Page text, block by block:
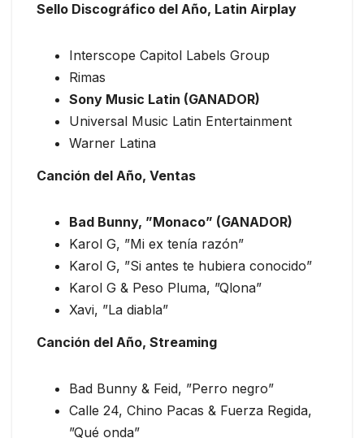
Sello Discográfico del Año, Latin Airplay
Interscope Capitol Labels Group
Rimas
Sony Music Latin (GANADOR)
Universal Music Latin Entertainment
Warner Latina
Canción del Año, Ventas
Bad Bunny, ”Monaco” (GANADOR)
Karol G, ”Mi ex tenía razón”
Karol G, ”Si antes te hubiera conocido”
Karol G & Peso Pluma, ”Qlona”
Xavi, ”La diabla”
Canción del Año, Streaming
Bad Bunny & Feid, ”Perro negro”
Calle 24, Chino Pacas & Fuerza Regida,
”Qué onda”